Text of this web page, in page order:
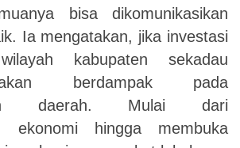
bisa dikomunikasikan
Ia mengatakan, jika investasi
kabupaten sekadau
berdampak pada
daerah. Mulai dari
ekonomi hingga membuka